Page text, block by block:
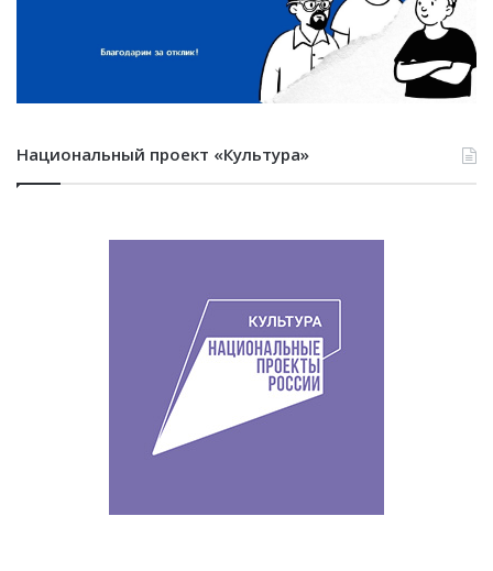
Национальный проект «Культура»